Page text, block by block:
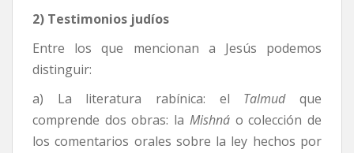
2) Testimonios judíos
Entre los que mencionan a Jesús podemos
distinguir:
a) La literatura rabínica: el Talmudque
comprende dos obras: la Mishnáo colección de
los comentarios orales sobre la ley hechos por